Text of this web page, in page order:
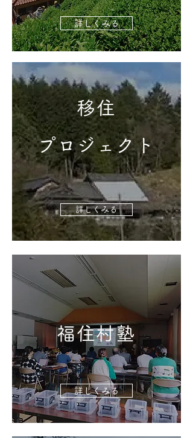
詳しくみる
詳しくみる
移住
プロジェクト
詳しくみる
福住村塾